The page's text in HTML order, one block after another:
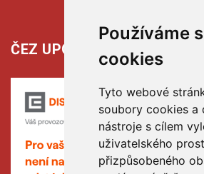
Používáme
cookies
Tyto webové
soubory cookies a
nástroje s cílem
uživatelského
přizpůsobeného
ČEZ UPOZORŇUJE: